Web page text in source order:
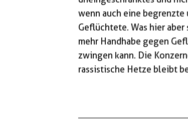
wenn auch eine
Geflüchtete. Was hier
mehr Handhabe gegen
zwingen kann. Die
rassistische Hetze bleibt